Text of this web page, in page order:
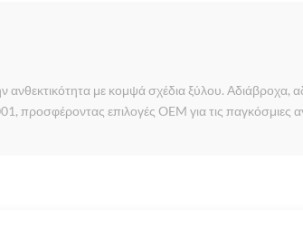
με κομψά σχέδια ξύλου. Αδιάβροχα,
προσφέροντας επιλογές OEM για τις παγκόσμιες